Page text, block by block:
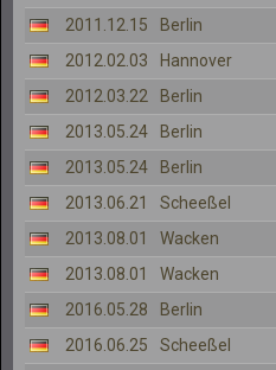
2011.12.15
Berlin
2012.02.03
Hannover
2012.03.22
Berlin
2013.05.24
Berlin
2013.05.24
Berlin
2013.06.21
Scheeßel
2013.08.01
Wacken
2013.08.01
Wacken
2016.05.28
Berlin
2016.06.25
Scheeßel